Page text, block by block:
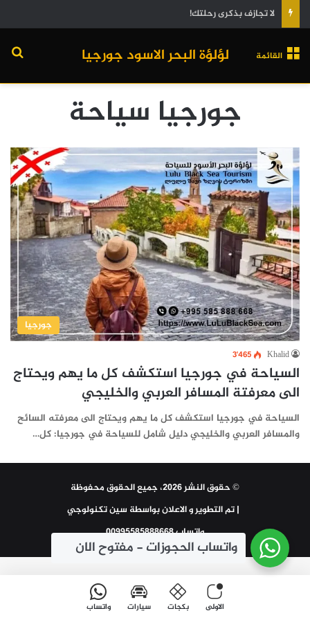
لا تجازف بذكرى رحلتك!
لؤلؤة البحر الاسود جورجيا القائمة
جورجيا سياحة
جورجيا
Khalid 3٬465
السياحة في جورجيا استكشف كل ما يهم ويحتاج
الى معرفتة المسافر العربي والخليجي
السياحة في جورجيا استكشف كل ما يهم ويحتاج الى معرفته السائح
والمسافر العربي والخليجي دليل شامل للسياحة في جورجيا: كل…
© حقوق النشر 2026، جميع الحقوق محفوظة
| تم التطوير و الاعلان بواسطة سين تكنولوجي
واتساب 00995585888668
الاولى بكجات سيارات واتساب
واتساب الحجوزات - مفتوح الان